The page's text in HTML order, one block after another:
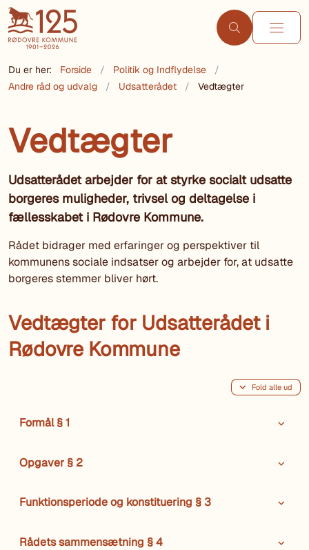
Du er her: Forside
Politik og Indflydelse
Andre råd og udvalg
Udsatterådet Vedtægter
Vedtægter
Udsatterådet arbejder for at styrke socialt udsatte
borgeres muligheder, trivsel og deltagelse i
fællesskabet i Rødovre Kommune.
Rådet bidrager med erfaringer og perspektiver til
kommunens sociale indsatser og arbejder for, at udsatte
borgeres stemmer bliver hørt.
Vedtægter for Udsatterådet i
Rødovre Kommune
Fold alle ud
Formål § 1
Opgaver § 2
Funktionsperiode og konstituering § 3
Rådets sammensætning § 4